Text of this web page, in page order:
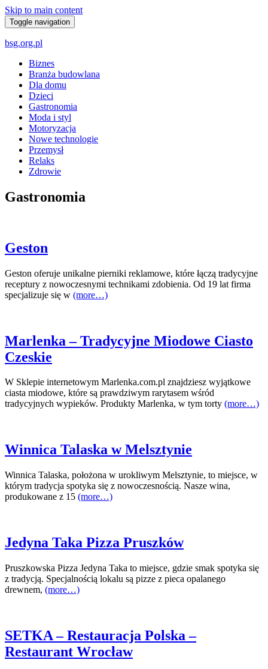
Skip to main content
Toggle navigation
bsg.org.pl
Biznes
Branża budowlana
Dla domu
Dzieci
Gastronomia
Moda i styl
Motoryzacja
Nowe technologie
Przemysł
Relaks
Zdrowie
Gastronomia
Geston
Geston oferuje unikalne pierniki reklamowe, które łączą tradycyjne
receptury z nowoczesnymi technikami zdobienia. Od 19 lat firma
specjalizuje się w (more…)
Marlenka – Tradycyjne Miodowe Ciasto
Czeskie
W Sklepie internetowym Marlenka.com.pl znajdziesz wyjątkowe
ciasta miodowe, które są prawdziwym rarytasem wśród
tradycyjnych wypieków. Produkty Marlenka, w tym torty (more…)
Winnica Talaska w Melsztynie
Winnica Talaska, położona w urokliwym Melsztynie, to miejsce, w
którym tradycja spotyka się z nowoczesnością. Nasze wina,
produkowane z 15 (more…)
Jedyna Taka Pizza Pruszków
Pruszkowska Pizza Jedyna Taka to miejsce, gdzie smak spotyka się
z tradycją. Specjalnością lokalu są pizze z pieca opalanego
drewnem, (more…)
SETKA – Restauracja Polska –
Restaurant Wrocław